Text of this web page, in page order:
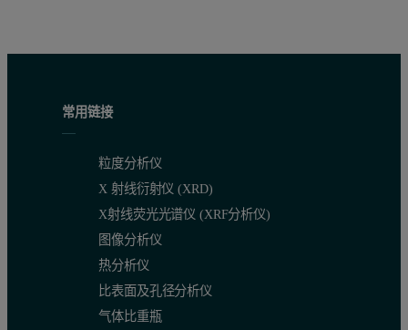
常用链接
粒度分析仪
X 射线衍射仪 (XRD)
X射线荧光光谱仪 (XRF分析仪)
图像分析仪
热分析仪
比表面及孔径分析仪
气体比重瓶